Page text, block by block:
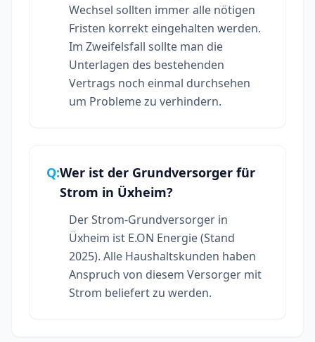
Wechsel sollten immer alle nötigen
Fristen korrekt eingehalten werden.
Im Zweifelsfall sollte man die
Unterlagen des bestehenden
Vertrags noch einmal durchsehen
um Probleme zu verhindern.
Q:Wer ist der Grundversorger für
Strom in Üxheim?
Der Strom-Grundversorger in
Üxheim ist E.ON Energie (Stand
2025). Alle Haushaltskunden haben
Anspruch von diesem Versorger mit
Strom beliefert zu werden.